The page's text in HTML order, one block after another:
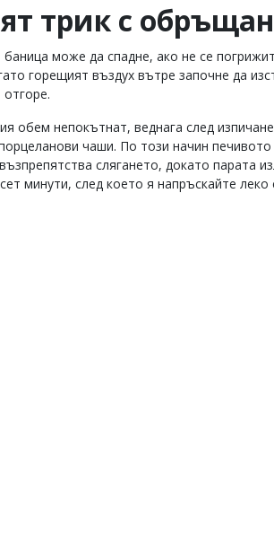
трик с
може да спадне, ако не се
горещият въздух вътре започне да
обем непокътнат, веднага след
чаши. По този начин
слягането, докато парата
минути, след което я напръскайте